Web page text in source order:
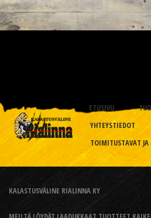
ETUSIVU
YHTEYSTIEDOT
TOIMITUSTAVAT JA
KALASTUSVÄLINE RIALINNA KY